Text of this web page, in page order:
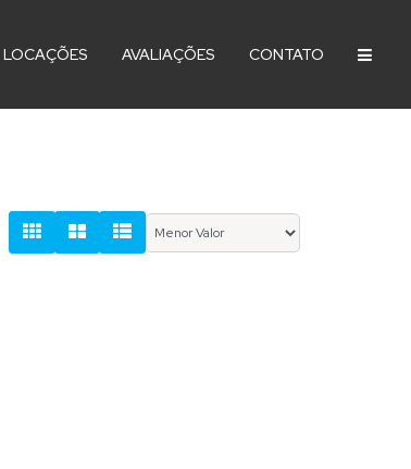
CONTATO
AVALIAÇÕES
LOCAÇÕES